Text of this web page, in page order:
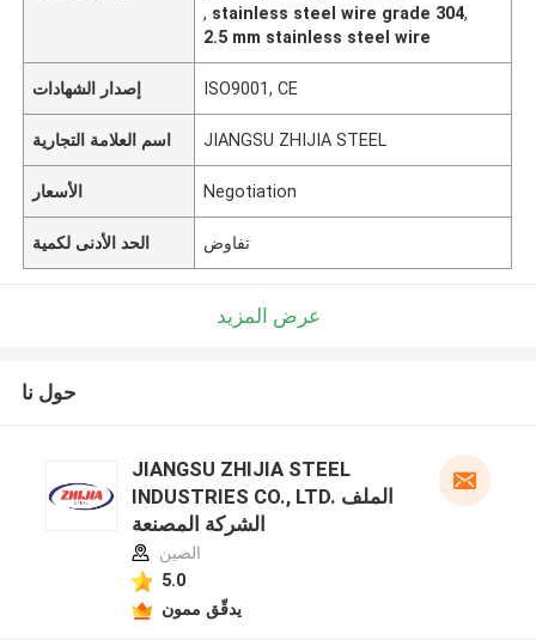
, stainless steel wire grade 304,
2.5 mm stainless steel wire
إصدار الشهادات ISO9001, CE
اسم العلامة التجارية JIANGSU ZHIJIA STEEL
الأسعار Negotiation
الحد الأدنى لكمية تفاوض
عرض المزيد
حول نا
JIANGSU ZHIJIA STEEL
INDUSTRIES CO., LTD. الملف
الشركة المصنعة
الصين
5.0
يدقّق ممون